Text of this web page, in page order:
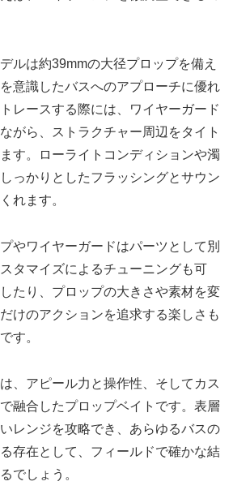
ルは約39mmの大径プロップを備え
意識したバスへのアプローチに優れ
レースする際には、ワイヤーガード
がら、ストラクチャー周辺をタイト
す。ローライトコンディションや濁
っかりとしたフラッシングとサウン
れます。
やワイヤーガードはパーツとして別
タマイズによるチューニングも可
たり、プロップの大きさや素材を変
けのアクションを追求する楽しさも
す。
、アピール力と操作性、そしてカス
融合したプロップベイトです。表層
レンジを攻略でき、あらゆるバスの
存在として、フィールドで確かな結
でしょう。